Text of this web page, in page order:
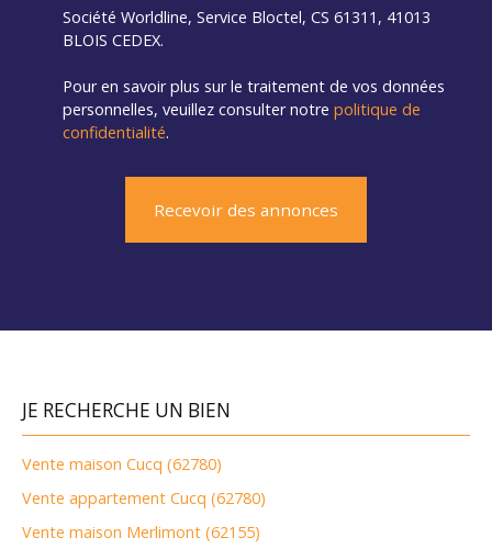
Société Worldline, Service Bloctel, CS 61311, 41013
BLOIS CEDEX.
Pour en savoir plus sur le traitement de vos données
personnelles, veuillez consulter notre politique de
confidentialité.
Recevoir des annonces
JE RECHERCHE UN BIEN
Vente maison Cucq (62780)
Vente appartement Cucq (62780)
Vente maison Merlimont (62155)